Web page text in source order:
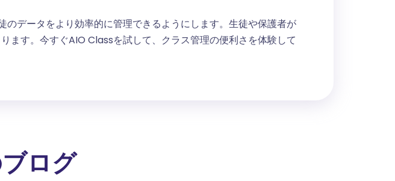
データをより効率的に管理できるようにします。生徒や保護者が
ます。今すぐAIO Classを試して、クラス管理の便利さを体験して
ログ